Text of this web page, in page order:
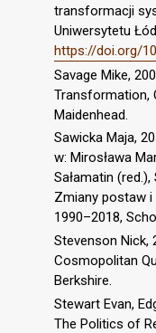
transformacji
Uniwersytetu
https://doi.org/
Savage Mike,
Transformation,
Maidenhead.
Sawicka Maja,
w: Mirosława
Sałamatin
Zmiany postaw
1990–2018,
Stevenson Nick,
Cosmopolitan
Berkshire.
Stewart Evan,
The Politics of